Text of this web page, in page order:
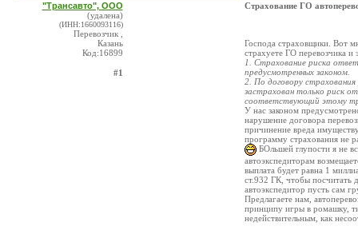
"Трансавто", ООО
(удалена)
(ИНН:1660093116)
Перевозчик ,
Казань
Код:16899
#1
Страхование ГО
Господа страховщики. Вот
страхуете ГО перевозчика
1. Страхование риска
предусмотренных законом.
2. По договору
застрахован только риск
соответствующий этому
У нас законом
нарушение договора
причинение вреда
программу страхования не
БОльшей глупости я не
автоэкспедиторам
выплата будет равна 1
ст.932 ГК, чтобы посчитать
автоэкспедитор пусть сам
Предлагаете нам,
принципу игры в ромашку,
недействительным, как